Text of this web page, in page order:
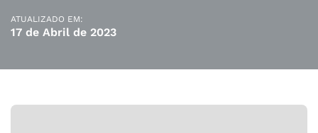
ATUALIZADO EM:
17 de Abril de 2023